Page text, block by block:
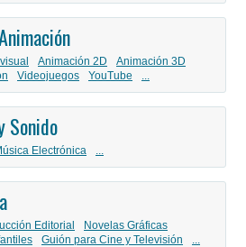
Animación 2D
Animación 3D
Videojuegos YouTube ...
Sonido
Electrónica ...
Editorial
Novelas Gráficas
Guión para Cine y Televisión ...